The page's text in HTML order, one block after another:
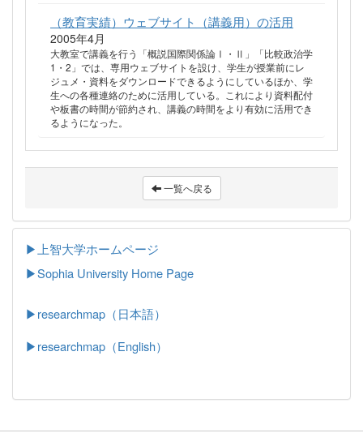
（教育実績）ウェブサイト（講義用）の活用
2005年4月
大教室で講義を行う「概説国際関係論Ⅰ・Ⅱ」「比較政治学
1・2」では、専用ウェブサイトを設け、学生が授業前にレ
ジュメ・資料をダウンロードできるようにしているほか、学
生への各種連絡のために活用している。これにより資料配付
や板書の時間が節約され、講義の時間をより有効に活用でき
るようになった。
一覧へ戻る
▶上智大学ホームページ
▶Sophia University Home Page
▶researchmap（日本語）
▶researchmap（English）